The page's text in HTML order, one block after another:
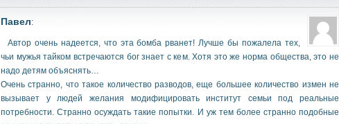
Павел:
Автор очень надеется, что эта бомба рванет! Лучше бы пожалела тех,
чьи мужья тайком встречаются бог знает с кем. Хотя это же норма общества, это не
надо детям объяснять…
Очень странно, что такое количество разводов, еще большее количество измен не
вызывает у людей желания модифицировать институт семьи под реальные
потребности. Странно осуждать такие попытки. И уж тем более странно подобные